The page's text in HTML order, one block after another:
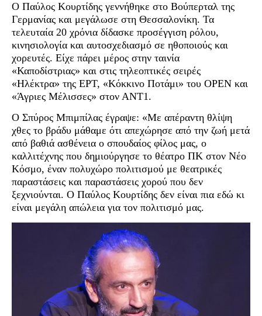
Ο Παύλος Κουρτίδης γεννήθηκε στο Βούπερταλ της
Γερμανίας και μεγάλωσε στη Θεσσαλονίκη. Τα
τελευταία 20 χρόνια δίδασκε προσέγγιση ρόλου,
κινησιολογία και αυτοσχεδιασμό σε ηθοποιούς και
χορευτές. Είχε πάρει μέρος στην ταινία
«Καποδίστριας» και στις τηλεοπτικές σειρές
«Ηλέκτρα» της ΕΡΤ, «Κόκκινο Ποτάμι» του OPEN και
«Άγριες Μέλισσες» στον ΑΝΤ1.
Ο Σπύρος Μπιμπίλας έγραψε: «Με απέραντη θλίψη
χθες το βράδυ μάθαμε ότι απεχώρησε από την ζωή μετά
από βαθιά ασθένεια ο σπουδαίος φίλος μας, ο
καλλιτέχνης που δημιούργησε το θέατρο ΠΚ στον Νέο
Κόσμο, έναν πολυχώρο πολιτισμού με θεατρικές
παραστάσεις και παραστάσεις χορού που δεν
ξεχνιούνται. Ο Παύλος Κουρτίδης δεν είναι πια εδώ κι
είναι μεγάλη απώλεια για τον πολιτισμό μας.